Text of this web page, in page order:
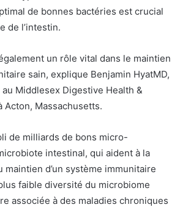
de bonnes bactéries est crucial
de l’intestin.
un rôle vital dans le maintien
sain, explique Benjamin HyatMD,
Middlesex Digestive Health &
Acton, Massachusetts.
de milliards de bons micro-
intestinal, qui aident à la
maintien d’un système immunitaire
faible diversité du microbiome
associée à des maladies chroniques